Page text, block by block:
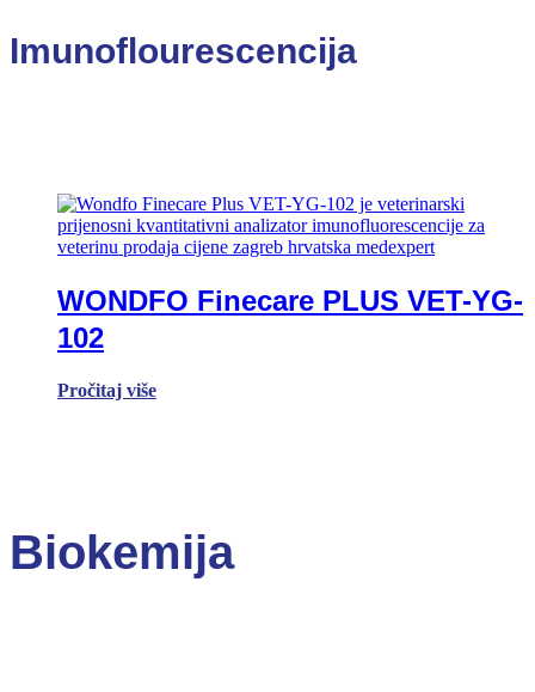
Imunoflourescencija
WONDFO Finecare PLUS VET-YG-
102
Pročitaj više
Biokemija